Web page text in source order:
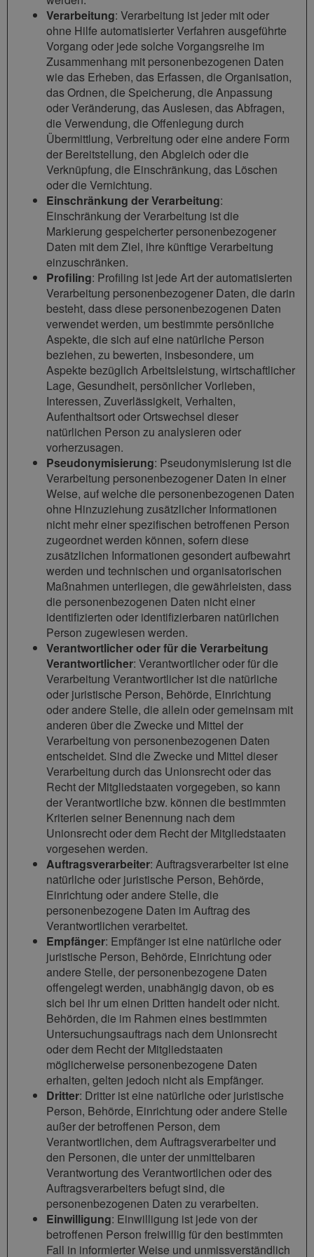
Verarbeitung: Verarbeitung ist jeder mit oder
ohne Hilfe automatisierter Verfahren ausgeführte
Vorgang oder jede solche Vorgangsreihe im
Zusammenhang mit personenbezogenen Daten
wie das Erheben, das Erfassen, die Organisation,
das Ordnen, die Speicherung, die Anpassung
oder Veränderung, das Auslesen, das Abfragen,
die Verwendung, die Offenlegung durch
Übermittlung, Verbreitung oder eine andere Form
der Bereitstellung, den Abgleich oder die
Verknüpfung, die Einschränkung, das Löschen
oder die Vernichtung.
Einschränkung der Verarbeitung:
Einschränkung der Verarbeitung ist die
Markierung gespeicherter personenbezogener
Daten mit dem Ziel, ihre künftige Verarbeitung
einzuschränken.
Profiling: Profiling ist jede Art der automatisierten
Verarbeitung personenbezogener Daten, die darin
besteht, dass diese personenbezogenen Daten
verwendet werden, um bestimmte persönliche
Aspekte, die sich auf eine natürliche Person
beziehen, zu bewerten, insbesondere, um
Aspekte bezüglich Arbeitsleistung, wirtschaftlicher
Lage, Gesundheit, persönlicher Vorlieben,
Interessen, Zuverlässigkeit, Verhalten,
Aufenthaltsort oder Ortswechsel dieser
natürlichen Person zu analysieren oder
vorherzusagen.
Pseudonymisierung: Pseudonymisierung ist die
Verarbeitung personenbezogener Daten in einer
Weise, auf welche die personenbezogenen Daten
ohne Hinzuziehung zusätzlicher Informationen
nicht mehr einer spezifischen betroffenen Person
zugeordnet werden können, sofern diese
zusätzlichen Informationen gesondert aufbewahrt
werden und technischen und organisatorischen
Maßnahmen unterliegen, die gewährleisten, dass
die personenbezogenen Daten nicht einer
identifizierten oder identifizierbaren natürlichen
Person zugewiesen werden.
Verantwortlicher oder für die Verarbeitung
Verantwortlicher: Verantwortlicher oder für die
Verarbeitung Verantwortlicher ist die natürliche
oder juristische Person, Behörde, Einrichtung
oder andere Stelle, die allein oder gemeinsam mit
anderen über die Zwecke und Mittel der
Verarbeitung von personenbezogenen Daten
entscheidet. Sind die Zwecke und Mittel dieser
Verarbeitung durch das Unionsrecht oder das
Recht der Mitgliedstaaten vorgegeben, so kann
der Verantwortliche bzw. können die bestimmten
Kriterien seiner Benennung nach dem
Unionsrecht oder dem Recht der Mitgliedstaaten
vorgesehen werden.
Auftragsverarbeiter: Auftragsverarbeiter ist eine
natürliche oder juristische Person, Behörde,
Einrichtung oder andere Stelle, die
personenbezogene Daten im Auftrag des
Verantwortlichen verarbeitet.
Empfänger: Empfänger ist eine natürliche oder
juristische Person, Behörde, Einrichtung oder
andere Stelle, der personenbezogene Daten
offengelegt werden, unabhängig davon, ob es
sich bei ihr um einen Dritten handelt oder nicht.
Behörden, die im Rahmen eines bestimmten
Untersuchungsauftrags nach dem Unionsrecht
oder dem Recht der Mitgliedstaaten
möglicherweise personenbezogene Daten
erhalten, gelten jedoch nicht als Empfänger.
Dritter: Dritter ist eine natürliche oder juristische
Person, Behörde, Einrichtung oder andere Stelle
außer der betroffenen Person, dem
Verantwortlichen, dem Auftragsverarbeiter und
den Personen, die unter der unmittelbaren
Verantwortung des Verantwortlichen oder des
Auftragsverarbeiters befugt sind, die
personenbezogenen Daten zu verarbeiten.
Einwilligung: Einwilligung ist jede von der
betroffenen Person freiwillig für den bestimmten
Fall in informierter Weise und unmissverständlich